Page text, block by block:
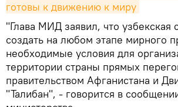
готовы к движению к миру
"Глава МИД заявил, что узбекская
создать на любом этапе мирного
необходимые условия для
территории страны прямых
правительством Афганистана и
"Талибан", - говорится в